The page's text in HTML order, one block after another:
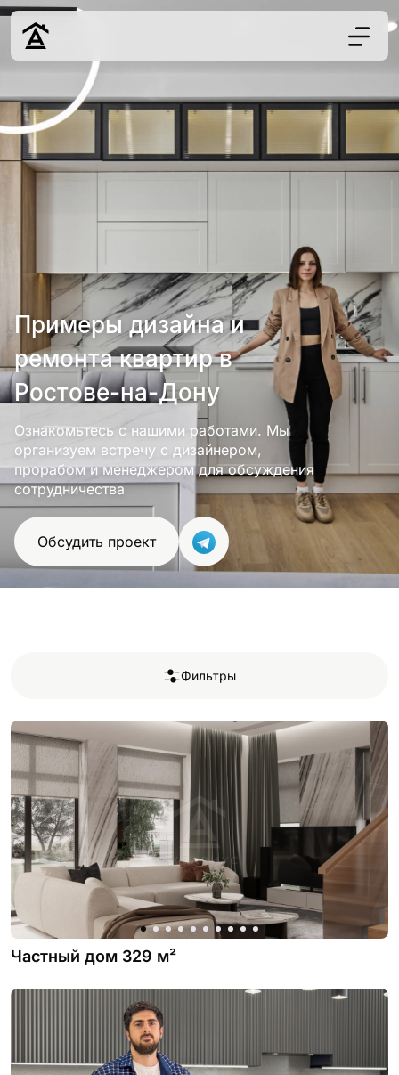
Дизайн
Ремонт
Наши работы
г. Ростов-на-
8 (863) 221-10-
Обсудить проект
Примеры дизайна и
ремонта квартир в
Ростове-на-Дону
Ознакомьтесь с нашими работами. Мы
организуем встречу с дизайнером,
прорабом и менеджером для обсуждения
сотрудничества
Обсудить проект
Современный
Классический
Площадь
помещения
От м² До м²
Показать
Фильтры
Частный дом 329 м²